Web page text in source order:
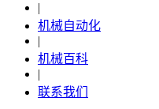
|
机械自动化
|
机械百科
|
联系我们